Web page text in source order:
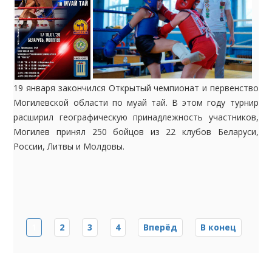
19 января закончился Открытый чемпионат и первенство
Могилевской области по муай тай. В этом году турнир
расширил географическую принадлежность участников,
Могилев принял 250 бойцов из 22 клубов Беларуси,
России, Литвы и Молдовы.
2 3 4 Вперёд В конец